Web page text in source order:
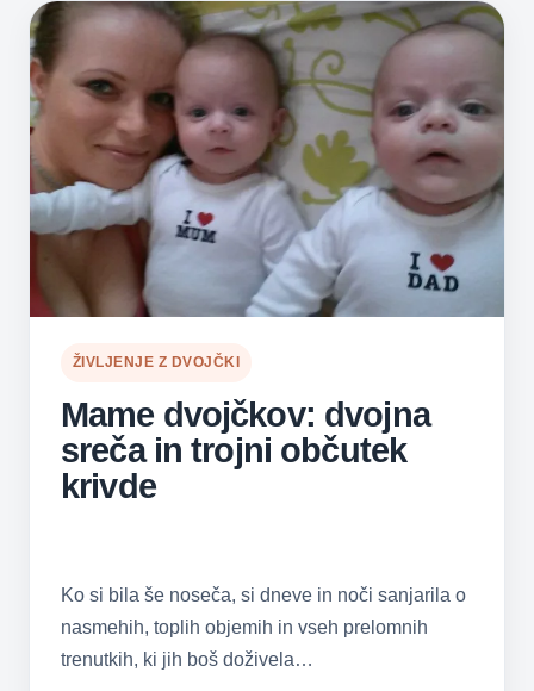
DVOJČKIH
ŽIVLJENJE Z DVOJČKI
Mame dvojčkov: dvojna
sreča in trojni občutek
krivde
Ko si bila še noseča, si dneve in noči sanjarila o
nasmehih, toplih objemih in vseh prelomnih
trenutkih, ki jih boš doživela…